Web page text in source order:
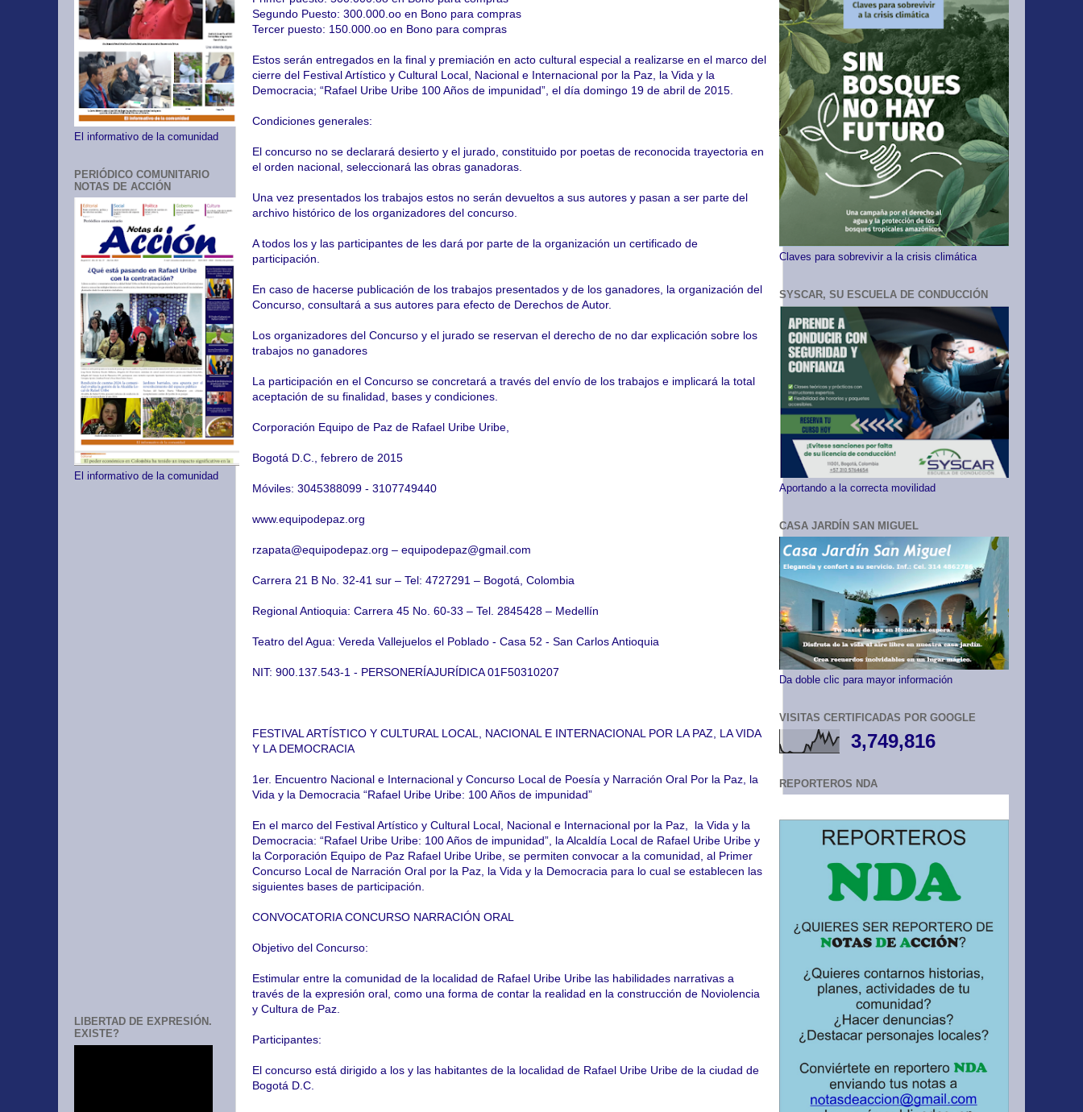
Segundo Puesto: 300.000.oo en Bono para compras
Tercer puesto: 150.000.oo en Bono para compras
Estos serán entregados en la final y premiación en acto cultural especial a realizarse en el marco del
cierre del Festival Artístico y Cultural Local, Nacional e Internacional por la Paz, la Vida y la
Democracia; “Rafael Uribe Uribe 100 Años de impunidad”, el día domingo 19 de abril de 2015.
Condiciones generales:
El concurso no se declarará desierto y el jurado, constituido por poetas de reconocida trayectoria en
el orden nacional, seleccionará las obras ganadoras.
Una vez presentados los trabajos estos no serán devueltos a sus autores y pasan a ser parte del
archivo histórico de los organizadores del concurso.
A todos los y las participantes de les dará por parte de la organización un certificado de
participación.
En caso de hacerse publicación de los trabajos presentados y de los ganadores, la organización del
Concurso, consultará a sus autores para efecto de Derechos de Autor.
Los organizadores del Concurso y el jurado se reservan el derecho de no dar explicación sobre los
trabajos no ganadores
La participación en el Concurso se concretará a través del envío de los trabajos e implicará la total
aceptación de su finalidad, bases y condiciones.
Corporación Equipo de Paz de Rafael Uribe Uribe,
Bogotá D.C., febrero de 2015
Móviles: 3045388099 - 3107749440
www.equipodepaz.org
rzapata@equipodepaz.org – equipodepaz@gmail.com
Carrera 21 B No. 32-41 sur – Tel: 4727291 – Bogotá, Colombia
Regional Antioquia: Carrera 45 No. 60-33 – Tel. 2845428 – Medellín
Teatro del Agua: Vereda Vallejuelos el Poblado - Casa 52 - San Carlos Antioquia
NIT: 900.137.543-1 - PERSONERÍAJURÍDICA 01F50310207
FESTIVAL ARTÍSTICO Y CULTURAL LOCAL, NACIONAL E INTERNACIONAL POR LA PAZ, LA VIDA
Y LA DEMOCRACIA
1er. Encuentro Nacional e Internacional y Concurso Local de Poesía y Narración Oral Por la Paz, la
Vida y la Democracia “Rafael Uribe Uribe: 100 Años de impunidad”
En el marco del Festival Artístico y Cultural Local, Nacional e Internacional por la Paz, la Vida y la
Democracia: “Rafael Uribe Uribe: 100 Años de impunidad”, la Alcaldía Local de Rafael Uribe Uribe y
la Corporación Equipo de Paz Rafael Uribe Uribe, se permiten convocar a la comunidad, al Primer
Concurso Local de Narración Oral por la Paz, la Vida y la Democracia para lo cual se establecen las
siguientes bases de participación.
CONVOCATORIA CONCURSO NARRACIÓN ORAL
Objetivo del Concurso:
Estimular entre la comunidad de la localidad de Rafael Uribe Uribe las habilidades narrativas a
través de la expresión oral, como una forma de contar la realidad en la construcción de Noviolencia
y Cultura de Paz.
Participantes:
El concurso está dirigido a los y las habitantes de la localidad de Rafael Uribe Uribe de la ciudad de
Bogotá D.C.
El informativo de la comunidad
PERIÓDICO COMUNITARIO
NOTAS DE ACCIÓN
El informativo de la comunidad
LIBERTAD DE EXPRESIÓN.
EXISTE?
Claves para sobrevivir a la crisis climática
SYSCAR, SU ESCUELA DE CONDUCCIÓN
Aportando a la correcta movilidad
CASA JARDÍN SAN MIGUEL
Da doble clic para mayor información
VISITAS CERTIFICADAS POR GOOGLE
3,749,816
REPORTEROS NDA